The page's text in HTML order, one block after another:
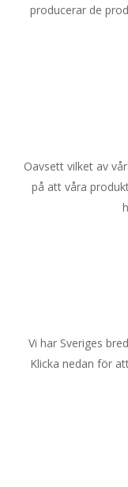
producerar de
Oavsett vilket av
på att våra
Vi har Sveriges
Klicka nedan för